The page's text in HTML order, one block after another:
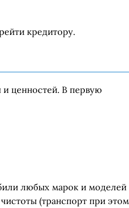
кредитору.
и ценностей. В первую
любых марок и моделей
(транспорт при этом